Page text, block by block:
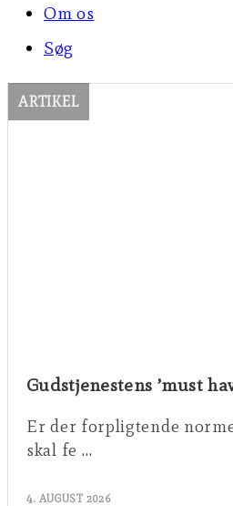
Om os
Søg
ARTIKEL
Gudstjenestens ’must
Er der forpligtende
skal fe …
4. AUGUST 2026